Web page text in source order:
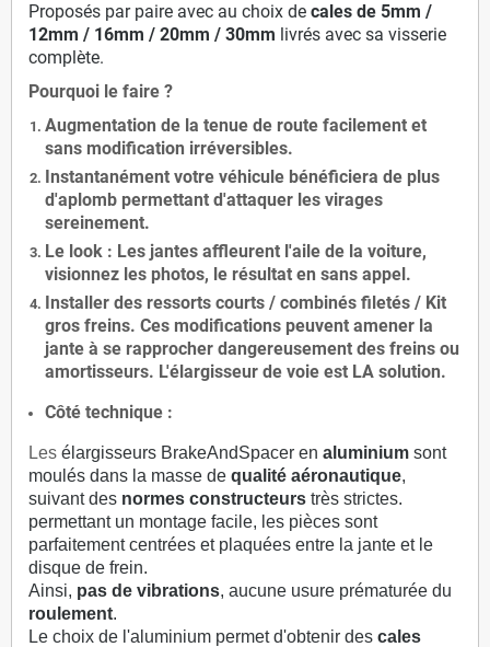
Proposés par paire avec au choix de cales de 5mm /
12mm / 16mm / 20mm / 30mm livrés avec sa visserie
complète.
Pourquoi le faire ?
Augmentation de la tenue de route facilement et
sans modification irréversibles.
Instantanément votre véhicule bénéficiera de plus
d'aplomb permettant d'attaquer les virages
sereinement.
Le look : Les jantes affleurent l'aile de la voiture,
visionnez les photos, le résultat en sans appel.
Installer des ressorts courts / combinés filetés / Kit
gros freins. Ces modifications peuvent amener la
jante à se rapprocher dangereusement des freins ou
amortisseurs. L'élargisseur de voie est LA solution.
Côté technique :
Les élargisseurs BrakeAndSpacer en aluminium sont
moulés dans la masse de qualité aéronautique,
suivant des normes constructeurs très strictes.
permettant un montage facile, les pièces sont
parfaitement centrées et plaquées entre la jante et le
disque de frein.
Ainsi, pas de vibrations, aucune usure prématurée du
roulement.
Le choix de l'aluminium permet d'obtenir des cales